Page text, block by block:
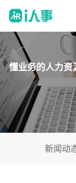
懂业务的人力资
新闻动